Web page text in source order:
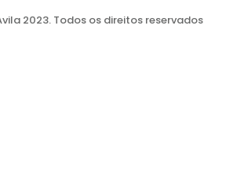
2023. Todos os direitos reservados